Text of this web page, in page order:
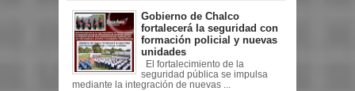
Gobierno de Chalco
fortalecerá la seguridad con
formación policial y nuevas
unidades
El fortalecimiento de la
seguridad pública se impulsa
mediante la integración de nuevas ...